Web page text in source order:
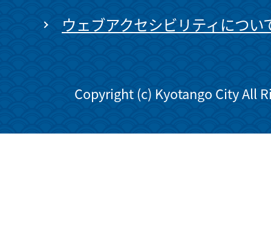
ウェブアクセシビリティについ
Copyright (c) Kyotango City All